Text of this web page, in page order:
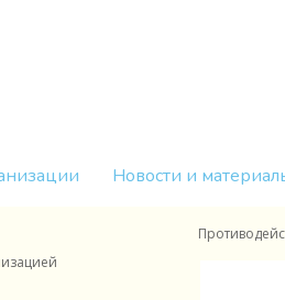
Новости и